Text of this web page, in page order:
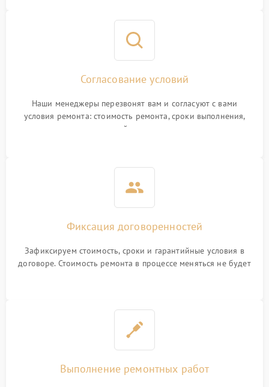
Согласование условий
Наши менеджеры перезвонят вам и согласуют с вами
условия ремонта: стоимость ремонта, сроки выполнения,
гарантийные условия
Фиксация договоренностей
Зафиксируем стоимость, сроки и гарантийные условия в
договоре. Стоимость ремонта в процессе меняться не будет
Выполнение ремонтных работ